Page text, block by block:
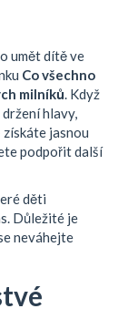
umět dítě ve
Co všechno
milníků . Když
hlavy,
jasnou
podpořit další
děti
Důležité je
neváhejte